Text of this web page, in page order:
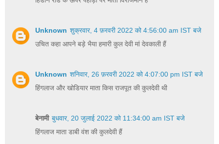
Unknown शुक्रवार, 4 फ़रवरी 2022 को 4:56:00 am IST बजे
उचित कहा आपने बड़े भैया हमारी कुल देवी मां देवकाली हैं
Unknown शनिवार, 26 फ़रवरी 2022 को 4:07:00 pm IST बजे
हिंगलाज और खोडियार माता किस राजपूत की कुलदेवी थी
बेनामी बुधवार, 20 जुलाई 2022 को 11:34:00 am IST बजे
हिंगलाज माता डाबी वंश की कुलदेवी हैं